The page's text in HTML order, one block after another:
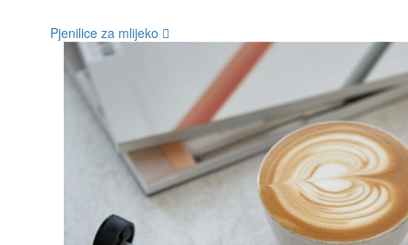
Pjenilice za mlijeko